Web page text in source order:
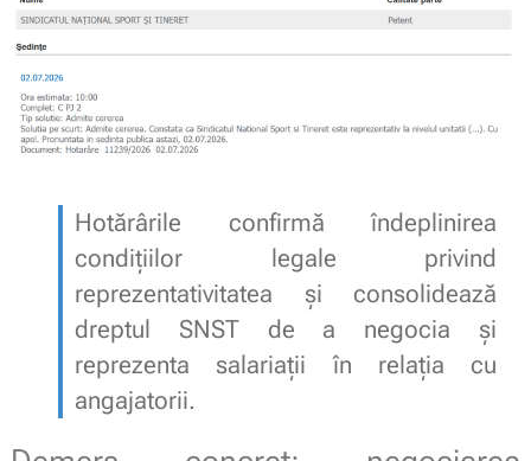
Hotărârile confirmă îndeplinirea
condițiilor legale privind
reprezentativitatea și consolidează
dreptul SNST de a negocia și
reprezenta salariații în relația cu
angajatorii.